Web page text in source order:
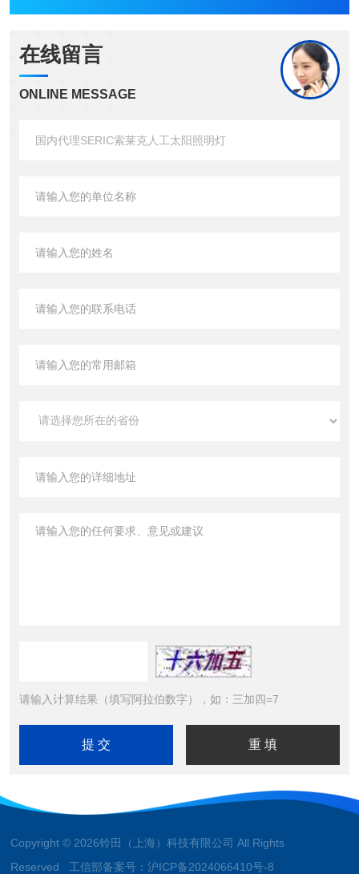
在线留言
ONLINE MESSAGE
请输入计算结果（填写阿拉伯数字），如：三加四=7
Copyright © 2026铃田（上海）科技有限公司 All Rights
Reserved 工信部备案号：沪ICP备2024066410号-8